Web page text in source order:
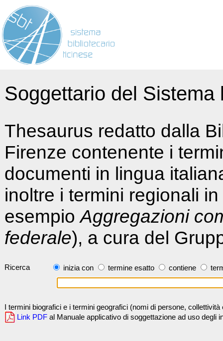
Soggettario del
Thesaurus redatto dalla
Firenze contenente i
documenti in lingua
inoltre i termini regionali
esempioAggregazioni
federale), a cura del
Ricerca inizia con termine esatto contiene
I termini biografici e i termini geografici (nomi di persone,
Link PDF al Manuale applicativo di soggettazione ad uso degli